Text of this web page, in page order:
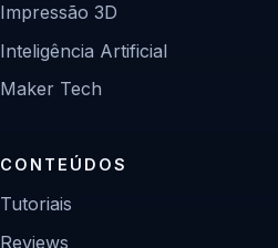
Impressão 3D
Inteligência Artificial
Maker Tech
CONTEÚDOS
Tutoriais
Reviews